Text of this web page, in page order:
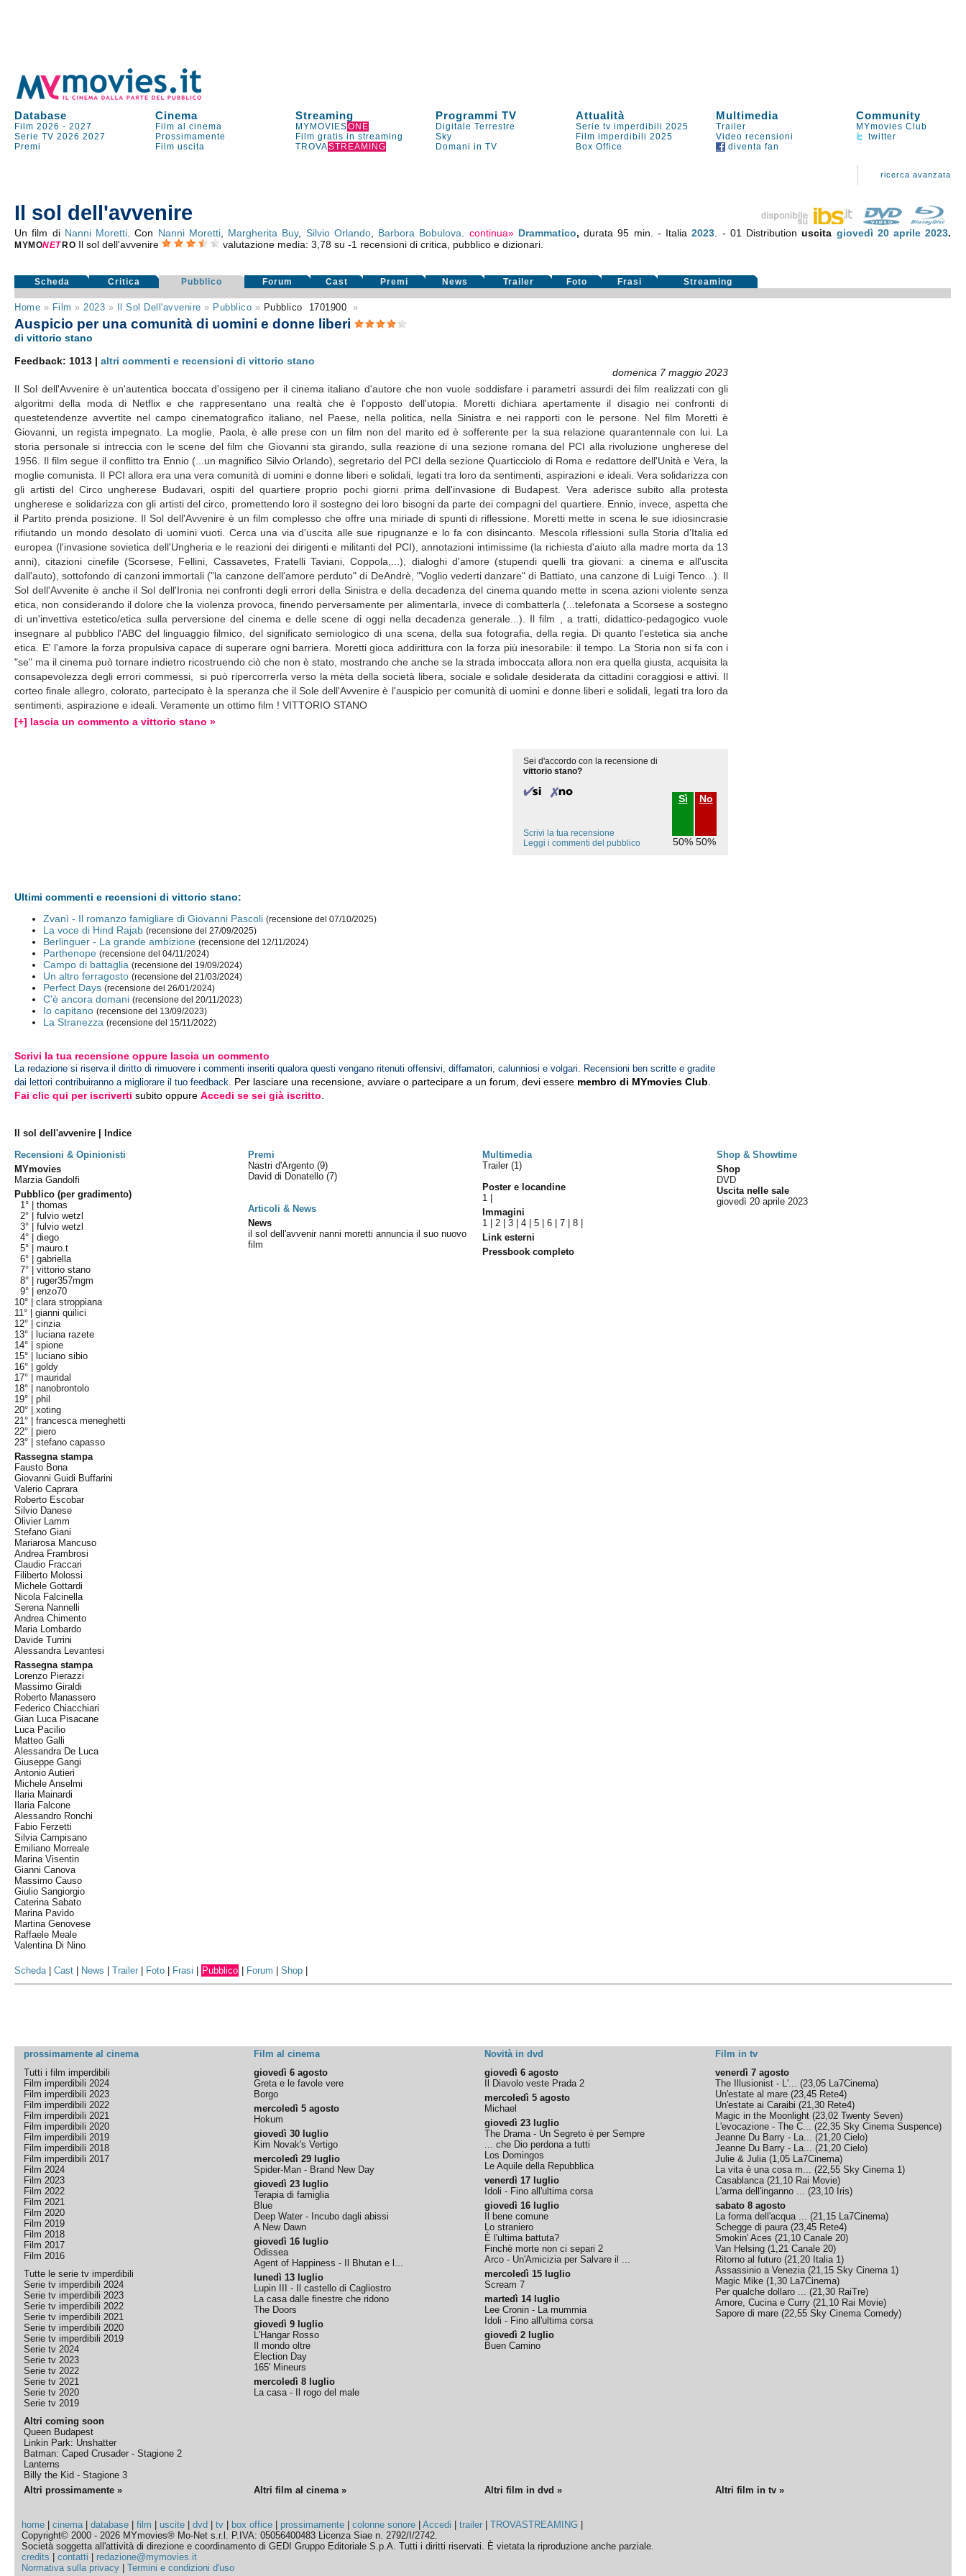
Database Cinema Streaming Programmi TV Attualità Multimedia Community
Film 2026 -2027 Film al cinema MYMOVIESONE Digitale Terrestre Serie tv imperdibili 2025 Trailer
MYmovies Club
Serie TV 2026 2027 Prossimamente Film gratis in streaming Sky Film imperdibili 2025 Video recensioni
twitter
Premi
Film uscita TROVASTREAMING Domani in TV Box Office diventa fan
ricerca avanzata
Il sol dell'avvenire
Un film di Nanni Moretti . Con Nanni Moretti, Margherita Buy, Silvio Orlando, Barbora Bobulova continua» Drammatico,durata 95 min. - Italia2023 . - 01 Distributionuscita giovedì 20 aprile 2023.
MYMONET RO Il sol dell'avvenire valutazione media: 3,78 su -1 recensioni di critica, pubblico e dizionari.
Scheda Critica Pubblico Forum Cast Premi News Trailer Foto Frasi Streaming
Home » Film » 2023 » Il Sol Dell'avvenire » Pubblico » Pubblico 1701900 »
Auspicio per una comunità di uomini e donne liberi
di vittorio stano
Feedback: 1013 |altri commenti e recensioni di vittorio stano
domenica 7 maggio 2023
Il Sol dell'Avvenire è un'autentica boccata d'ossigeno per il cinema italiano d'autore che non vuole soddisfare i parametri assurdi dei film realizzati con gli
algoritmi della moda di Netflix e che rappresentano una realtà che è l'opposto dell'utopia. Moretti dichiara apertamente il disagio nei confronti di
questetendenze avvertite nel campo cinematografico italiano, nel Paese, nella politica, nella Sinistra e nei rapporti con le persone. Nel film Moretti è
Giovanni, un regista impegnato. La moglie, Paola, è alle prese con un film non del marito ed è sofferente per la sua relazione quarantennale con lui. La
storia personale si intreccia con le scene del film che Giovanni sta girando, sulla reazione di una sezione romana del PCI alla rivoluzione ungherese del
1956. Il film segue il conflitto tra Ennio (...un magnifico Silvio Orlando), segretario del PCI della sezione Quarticciolo di Roma e redattore dell'Unità e Vera, la
moglie comunista. Il PCI allora era una vera comunità di uomini e donne liberi e solidali, legati tra loro da sentimenti, aspirazioni e ideali. Vera solidarizza con
gli artisti del Circo ungherese Budavari, ospiti del quartiere proprio pochi giorni prima dell'invasione di Budapest. Vera aderisce subito alla protesta
ungherese e solidarizza con gli artisti del circo, promettendo loro il sostegno dei loro bisogni da parte dei compagni del quartiere. Ennio, invece, aspetta che
il Partito prenda posizione. Il Sol dell'Avvenire è un film complesso che offre una miriade di spunti di riflessione. Moretti mette in scena le sue idiosincrasie
rifiutando un mondo desolato di uomini vuoti. Cerca una via d'uscita alle sue ripugnanze e lo fa con disincanto. Mescola riflessioni sulla Storia d'Italia ed
europea (l'invasione sovietica dell'Ungheria e le reazioni dei dirigenti e militanti del PCI), annotazioni intimissime (la richiesta d'aiuto alla madre morta da 13
anni), citazioni cinefile (Scorsese, Fellini, Cassavetes, Fratelli Taviani, Coppola,...), dialoghi d'amore (stupendi quelli tra giovani: a cinema e all'uscita
dall'auto), sottofondo di canzoni immortali ("la canzone dell'amore perduto" di DeAndrè, "Voglio vederti danzare" di Battiato, una canzone di Luigi Tenco...). Il
Sol dell'Avvenite è anche il Sol dell'Ironia nei confronti degli errori della Sinistra e della decadenza del cinema quando mette in scena azioni violente senza
etica, non considerando il dolore che la violenza provoca, finendo perversamente per alimentarla, invece di combatterla (...telefonata a Scorsese a sostegno
di un'invettiva estetico/etica sulla perversione del cinema e delle scene di oggi nella decadenza generale...). Il film , a tratti, didattico-pedagogico vuole
insegnare al pubblico l'ABC del linguaggio filmico, del significato semiologico di una scena, della sua fotografia, della regia. Di quanto l'estetica sia anche
etica. E' l'amore la forza propulsiva capace di superare ogni barriera. Moretti gioca addirittura con la forza più inesorabile: il tempo. La Storia non si fa con i
"se" ma il cinema può tornare indietro ricostruendo ciò che non è stato, mostrando che anche se la strada imboccata allora non era quella giusta, acquisita la
consapevolezza degli errori commessi, si può ripercorrerla verso la mèta della società libera, sociale e solidale desiderata da cittadini coraggiosi e attivi. Il
corteo finale allegro, colorato, partecipato è la speranza che il Sole dell'Avvenire è l'auspicio per comunità di uomini e donne liberi e solidali, legati tra loro da
sentimenti, aspirazione e ideali. Veramente un ottimo film ! VITTORIO STANO
[+] lascia un commento a vittorio stano »
Sei d'accordo con la recensione di
vittorio stano?
Sì
50%
No
50%
Scrivi la tua recensione
Leggi i commenti del pubblico
Ultimi commenti e recensioni di vittorio stano:
Zvanì - Il romanzo famigliare di Giovanni Pascoli (recensione del 07/10/2025)
La voce di Hind Rajab (recensione del 27/09/2025)
Berlinguer - La grande ambizione (recensione del 12/11/2024)
Parthenope (recensione del 04/11/2024)
Campo di battaglia (recensione del 19/09/2024)
Un altro ferragosto (recensione del 21/03/2024)
Perfect Days (recensione del 26/01/2024)
C'è ancora domani (recensione del 20/11/2023)
Io capitano (recensione del 13/09/2023)
La Stranezza (recensione del 15/11/2022)
Scrivi la tua recensione oppure lascia un commento
La redazione si riserva il diritto di rimuovere i commenti inseriti qualora questi vengano ritenuti offensivi, diffamatori, calunniosi e volgari. Recensioni ben scritte e gradite
dai lettori contribuiranno a migliorare il tuo feedback. Per lasciare una recensione, avviare o partecipare a un forum, devi essere membro di MYmovies Club
Fai clic qui per iscriverti subito oppureAccedi se sei già iscritto
Il sol dell'avvenire | Indice
Recensioni & Opinionisti
Premi Multimedia
Shop & Showtime
MYmovies
Marzia Gandolfi
Pubblico (per gradimento)
1° |thomas
2° |fulvio wetzl
3° |fulvio wetzl
4° |diego
5° |mauro.t
6° |gabriella
7° |vittorio stano
8° |ruger357mgm
9° |enzo70
10° |clara stroppiana
11° |gianni quilici
12° |cinzia
13° |
luciana razete
14° |spione
15° |
luciano sibio
16° |goldy
17° |mauridal
18° |nanobrontolo
19° |phil
20° |xoting
21° |francesca meneghetti
22° |piero
23° |stefano capasso
Rassegna stampa
Fausto Bona
Giovanni Guidi Buffarini
Valerio Caprara
Roberto Escobar
Silvio Danese
Olivier Lamm
Stefano Giani
Mariarosa Mancuso
Andrea Frambrosi
Claudio Fraccari
Filiberto Molossi
Michele Gottardi
Nicola Falcinella
Serena Nannelli
Andrea Chimento
Maria Lombardo
Davide Turrini
Alessandra Levantesi
Rassegna stampa
Lorenzo Pierazzi
Massimo Giraldi
Roberto Manassero
Federico Chiacchiari
Gian Luca Pisacane
Luca Pacilio
Matteo Galli
Alessandra De Luca
Giuseppe Gangi
Antonio Autieri
Michele Anselmi
Ilaria Mainardi
Ilaria Falcone
Alessandro Ronchi
Fabio Ferzetti
Silvia Campisano
Emiliano Morreale
Marina Visentin
Gianni Canova
Massimo Causo
Giulio Sangiorgio
Caterina Sabato
Marina Pavido
Martina Genovese
Raffaele Meale
Valentina Di Nino
Nastri d'Argento(9)
David di Donatello(7)
Articoli & News
News
il sol dell'avvenir nanni moretti annuncia il suo nuovo
film
Trailer (1)
Poster e locandine
1
Immagini
1 |2 |3 |4 |5 |6 |7 |8
Link esterni
Pressbook completo
Shop
DVD
Uscita nelle sale
giovedì 20 aprile 2023
Scheda|Cast News |Trailer Foto Frasi Pubblico Forum |Shop
prossimamente al cinema Film al cinema Novità in dvd
Film in tv
Tutti i film imperdibili
Film imperdibili 2024
Film imperdibili 2023
Film imperdibili 2022
Film imperdibili 2021
Film imperdibili 2020
Film imperdibili 2019
Film imperdibili 2018
Film imperdibili 2017
Film 2024
Film 2023
Film 2022
Film 2021
Film 2020
Film 2019
Film 2018
Film 2017
Film 2016
Tutte le serie tv imperdibili
Serie tv imperdibili 2024
Serie tv imperdibili 2023
Serie tv imperdibili 2022
Serie tv imperdibili 2021
Serie tv imperdibili 2020
Serie tv imperdibili 2019
Serie tv 2024
Serie tv 2023
Serie tv 2022
Serie tv 2021
Serie tv 2020
Serie tv 2019
Altri coming soon
Queen Budapest
Linkin Park: Unshatter
Batman: Caped Crusader - Stagione 2
Lanterns
Billy the Kid - Stagione 3
giovedì 6 agosto
Greta e le favole vere
Borgo
mercoledì 5 agosto
Hokum
giovedì 30 luglio
Kim Novak's Vertigo
mercoledì 29 luglio
Spider-Man - Brand New Day
giovedì 23 luglio
Terapia di famiglia
Blue
Deep Water - Incubo dagli abissi
A New Dawn
giovedì 16 luglio
Odissea
Agent of Happiness - Il Bhutan e l...
lunedì 13 luglio
Lupin III - Il castello di Cagliostro
La casa dalle finestre che ridono
The Doors
giovedì 9 luglio
L'Hangar Rosso
Il mondo oltre
Election Day
165' Mineurs
mercoledì 8 luglio
La casa - Il rogo del male
giovedì 6 agosto
Il Diavolo veste Prada 2
mercoledì 5 agosto
Michael
giovedì 23 luglio
The Drama - Un Segreto è per Sempre
... che Dio perdona a tutti
Los Domingos
Le Aquile della Repubblica
venerdì 17 luglio
Idoli - Fino all'ultima corsa
giovedì 16 luglio
Il bene comune
Lo straniero
È l'ultima battuta?
Finchè morte non ci separi 2
Arco - Un'Amicizia per Salvare il ...
mercoledì 15 luglio
Scream 7
martedì 14 luglio
Lee Cronin - La mummia
Idoli - Fino all'ultima corsa
giovedì 2 luglio
Buen Camino
venerdì 7 agosto
The Illusionist - L'... (23,05 La7Cinema)
Un'estate al mare (23,45 Rete4)
Un'estate ai Caraibi (21,30 Rete4)
Magic in the Moonlight (23,02 Twenty Seven)
L'evocazione - The C... (22,35 Sky Cinema Suspence)
Jeanne Du Barry - La... (21,20 Cielo)
Jeanne Du Barry - La... (21,20 Cielo)
Julie & Julia(1,05 La7Cinema)
La vita è una cosa m... (22,55 Sky Cinema 1)
Casablanca(21,10 Rai Movie)
L'arma dell'inganno ... (23,10 Iris)
sabato 8 agosto
La forma dell'acqua ... (21,15 La7Cinema)
Schegge di paura(23,45 Rete4)
Smokin' Aces (21,10 Canale 20)
Van Helsing (1,21 Canale 20)
Ritorno al futuro (21,20 Italia 1)
Assassinio a Venezia(21,15 Sky Cinema 1)
Magic Mike (1,30 La7Cinema)
Per qualche dollaro ... (21,30 RaiTre)
Amore, Cucina e Curry (21,10 Rai Movie)
Sapore di mare (22,55 Sky Cinema Comedy)
Altri prossimamente » Altri film al cinema » Altri film in dvd » Altri film in tv »
home |cinema|database |film |uscite |dvd |tv box office prossimamente |colonne sonore |Accedi |trailer |TROVASTREAMING
Copyright© 2000 - 2026 MYmovies® Mo-Net s.r.l. P.IVA: 05056400483 Licenza Siae n. 2792/I/2742.
Società soggetta all'attività di direzione e coordinamento di GEDI Gruppo Editoriale S.p.A. Tutti i diritti riservati. È vietata la riproduzione anche parziale.
credits |contatti
redazione@mymovies.it
Normativa sulla privacy |Termini e condizioni d'uso